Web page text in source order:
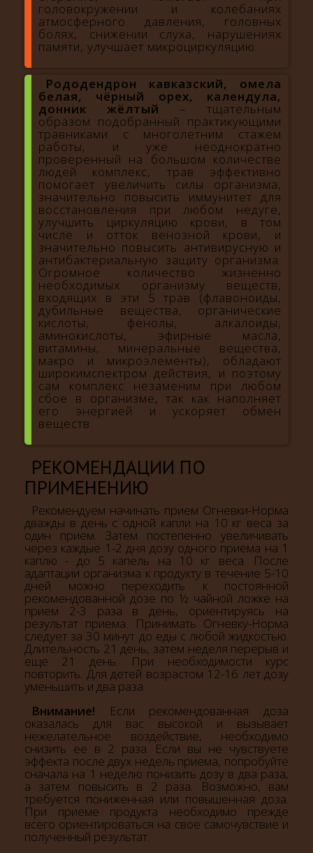
головокружении и колебаниях
атмосферного давления, головных
болях, снижении слуха, нарушениях
памяти, улучшает микроциркуляцию.
Рододендрон кавказский, омела
белая, чёрный орех, календула,
донник жёлтый – тщательным
образом подобранный практикующими
травниками с многолетним стажем
работы, и уже неоднократно
проверенный на большом количестве
людей комплекс, трав эффективно
помогает увеличить силы организма,
значительно повысить иммунитет для
восстановления при любом недуге,
улучшить циркуляцию крови, в том
числе и отток венозной крови, и
значительно повысить антивирусную и
антибактериальную защиту организма.
Огромное количество жизненно
необходимых организму веществ,
входящих в эти 5 трав (флавоноиды,
дубильные вещества, органические
кислоты, фенолы, алкалоиды,
аминокислоты, эфирные масла,
витамины, минеральные вещества,
макро и микроэлементы), обладают
широкимспектром действия, и поэтому
сам комплекс незаменим при любом
сбое в организме, так как наполняет
его энергией и ускоряет обмен
веществ.
РЕКОМЕНДАЦИИ ПО
ПРИМЕНЕНИЮ
Рекомендуем начинать прием Огневки-Норма
дважды в день с одной капли на 10 кг веса за
один прием. Затем постепенно увеличивать
через каждые 1-2 дня дозу одного приема на 1
каплю - до 5 капель на 10 кг веса. После
адаптации организма к продукту в течение 5-10
дней можно переходить к постоянной
рекомендованной дозе по ½ чайной ложке на
прием 2-3 раза в день, ориентируясь на
результат приема. Принимать Огневку-Норма
следует за 30 минут до еды с любой жидкостью.
Длительность 21 день, затем неделя перерыв и
еще 21 день. При необходимости курс
повторить. Для детей возрастом 12-16 лет дозу
уменьшить и два раза.
Внимание! Если рекомендованная доза
оказалась для вас высокой и вызывает
нежелательное воздействие, необходимо
снизить ее в 2 раза. Если вы не чувствуете
эффекта после двух недель приема, попробуйте
сначала на 1 неделю понизить дозу в два раза,
а затем повысить в 2 раза. Возможно, вам
требуется пониженная или повышенная доза.
При приеме продукта необходимо прежде
всего ориентироваться на свое самочувствие и
полученный результат.